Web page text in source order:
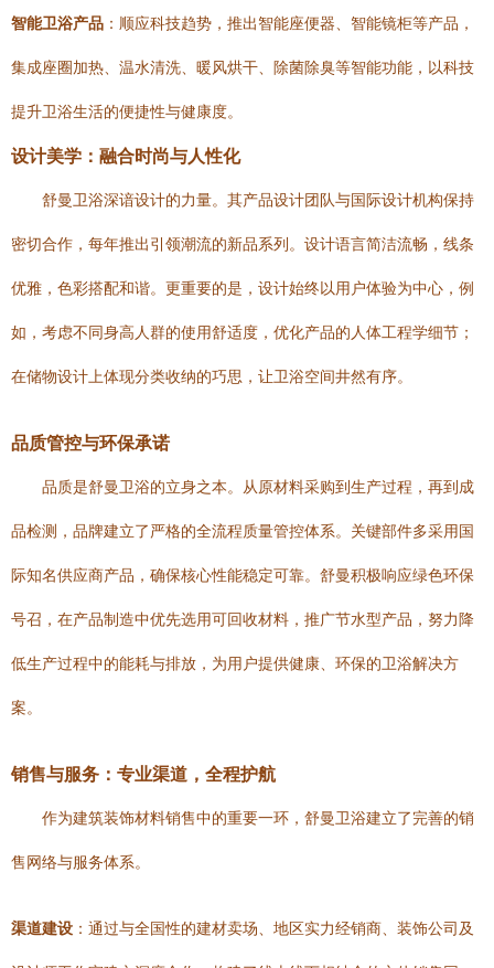
智能卫浴产品 ：顺应科技趋势，推出智能座便器、智能镜柜等产品，
集成座圈加热、温水清洗、暖风烘干、除菌除臭等智能功能，以科技
提升卫浴生活的便捷性与健康度。
设计美学：融合时尚与人性化
舒曼卫浴深谙设计的力量。其产品设计团队与国际设计机构保持
密切合作，每年推出引领潮流的新品系列。设计语言简洁流畅，线条
优雅，色彩搭配和谐。更重要的是，设计始终以用户体验为中心，例
如，考虑不同身高人群的使用舒适度，优化产品的人体工程学细节；
在储物设计上体现分类收纳的巧思，让卫浴空间井然有序。
品质管控与环保承诺
品质是舒曼卫浴的立身之本。从原材料采购到生产过程，再到成
品检测，品牌建立了严格的全流程质量管控体系。关键部件多采用国
际知名供应商产品，确保核心性能稳定可靠。舒曼积极响应绿色环保
号召，在产品制造中优先选用可回收材料，推广节水型产品，努力降
低生产过程中的能耗与排放，为用户提供健康、环保的卫浴解决方
案。
销售与服务：专业渠道，全程护航
作为建筑装饰材料销售中的重要一环，舒曼卫浴建立了完善的销
售网络与服务体系。
渠道建设 ：通过与全国性的建材卖场、地区实力经销商、装饰公司及